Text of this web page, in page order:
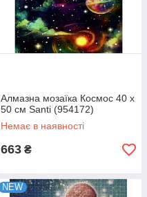
Алмазна мозаїка Космос 40 x
50 см Santi (954172)
Немає в наявності
663 ₴
NEW